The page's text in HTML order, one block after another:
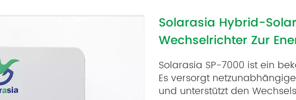
Solarasia Hybrid-
Wechselrichter Zur
Solarasia SP-7000 ist ein
Es versorgt
und unterstützt den